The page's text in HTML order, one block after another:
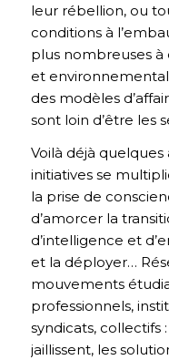
leur rébellion, ou
conditions à
plus nombreuses à
et
des modèles
sont loin d’être les
Voilà déjà
initiatives se
la prise de
d’amorcer la
d’intelligence et
et la déployer…
mouvements
professionnels,
syndicats, collectifs
jaillissent, les